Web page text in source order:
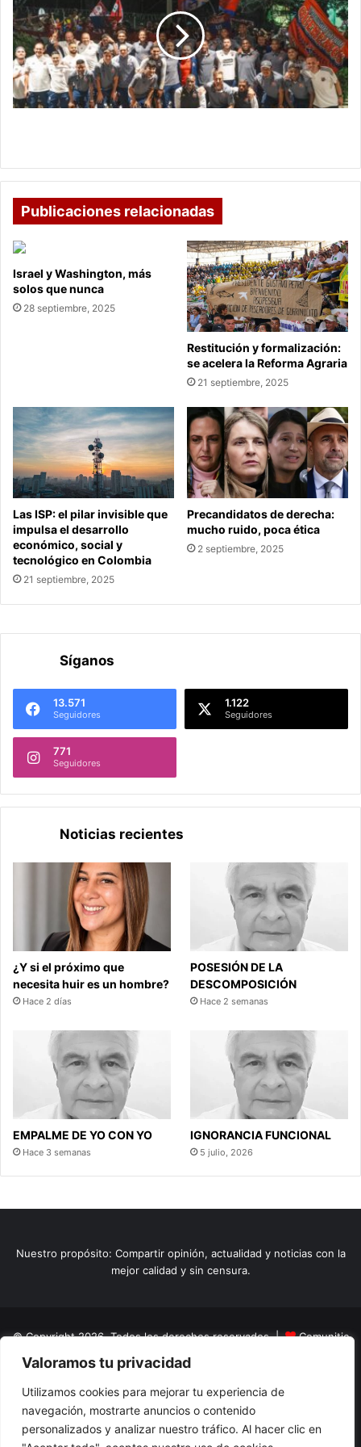
Valoramos tu privacidad
Utilizamos cookies para mejorar tu experiencia de
navegación, mostrarte anuncios o contenido
personalizados y analizar nuestro tráfico. Al hacer clic en
vs.
Lanús:
partido
decisivo
por
Copa
Sudamericana
Publicaciones relacionadas
Israel y Washington, más
solos que nunca
28 septiembre, 2025
Restitución y formalización:
se acelera la Reforma Agraria
21 septiembre, 2025
Las ISP: el pilar invisible que
impulsa el desarrollo
económico, social y
tecnológico en Colombia
21 septiembre, 2025
Precandidatos de derecha:
mucho ruido, poca ética
2 septiembre, 2025
Síganos
13.571
Seguidores
1.122
Seguidores
771
Seguidores
Noticias recientes
¿Y si el próximo que
necesita huir es un hombre?
Hace 2 días
POSESIÓN DE LA
DESCOMPOSICIÓN
Hace 2 semanas
EMPALME DE YO CON YO
Hace 3 semanas
IGNORANCIA FUNCIONAL
5 julio, 2026
Nuestro propósito: Compartir opinión, actualidad y noticias con la
mejor calidad y sin censura.
© Copyright 2026, Todos los derechos reservados |
Comunitic
SAS BICNit 901228106
Home
Actualidad Variedades Opinion Turismo
El Tinteadero
Caricaturas Reportajes